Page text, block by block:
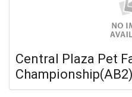
Central Plaza Pet
Championship(AB2)